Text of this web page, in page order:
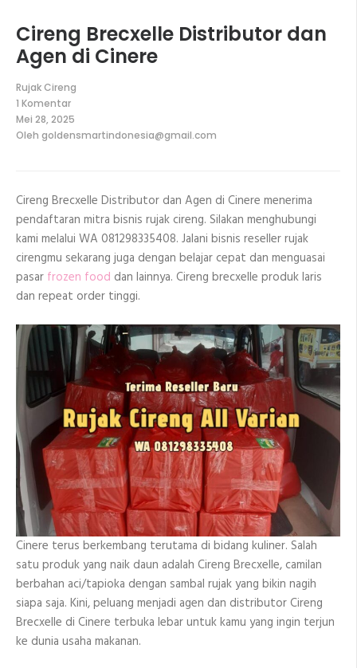
Cireng Brecxelle Distributor dan
Agen di Cinere
Rujak Cireng
1 Komentar
pada
Cireng
Brecxelle
Cinere
Mei 28, 2025
Oleh goldensmartindonesia@gmail.com
Cireng Brecxelle Distributor dan Agen di Cinere menerima
pendaftaran mitra bisnis rujak cireng. Silakan menghubungi
kami melalui WA 081298335408. Jalani bisnis reseller rujak
cirengmu sekarang juga dengan belajar cepat dan menguasai
pasar frozen food dan lainnya. Cireng brecxelle produk laris
dan repeat order tinggi.
Cinere terus berkembang terutama di bidang kuliner. Salah
satu produk yang naik daun adalah Cireng Brecxelle, camilan
berbahan aci/tapioka dengan sambal rujak yang bikin nagih
siapa saja. Kini, peluang menjadi agen dan distributor Cireng
Brecxelle di Cinere terbuka lebar untuk kamu yang ingin terjun
ke dunia usaha makanan.